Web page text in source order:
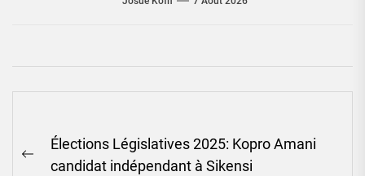
Navigation
dePrevious
Élections Législatives 2025: Kopro Amani
candidat indépendant à Sikensi